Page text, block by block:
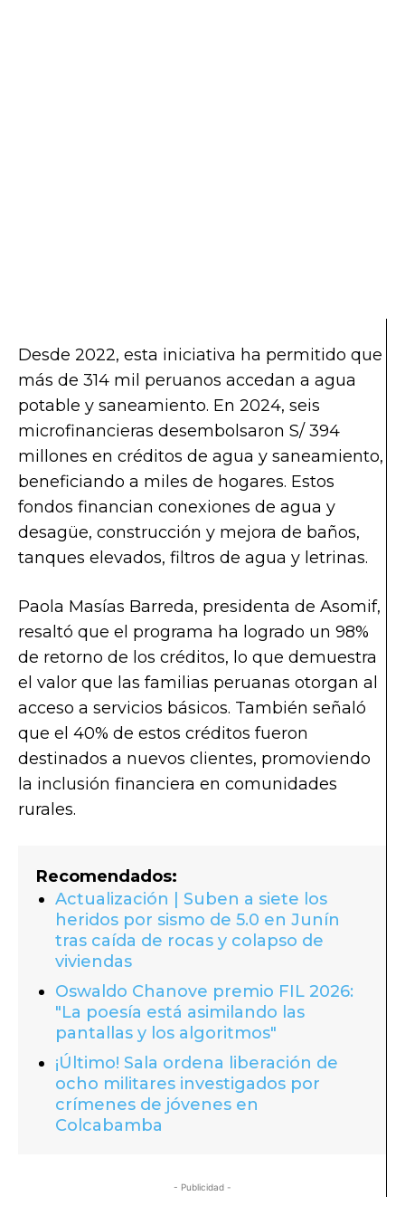
Desde 2022, esta iniciativa ha permitido que
más de 314 mil peruanos accedan a agua
potable y saneamiento. En 2024, seis
microfinancieras desembolsaron S/ 394
millones en créditos de agua y saneamiento,
beneficiando a miles de hogares. Estos
fondos financian conexiones de agua y
desagüe, construcción y mejora de baños,
tanques elevados, filtros de agua y letrinas.
Paola Masías Barreda, presidenta de Asomif,
resaltó que el programa ha logrado un 98%
de retorno de los créditos, lo que demuestra
el valor que las familias peruanas otorgan al
acceso a servicios básicos. También señaló
que el 40% de estos créditos fueron
destinados a nuevos clientes, promoviendo
la inclusión financiera en comunidades
rurales.
Recomendados:
Actualización | Suben a siete los
heridos por sismo de 5.0 en Junín
tras caída de rocas y colapso de
viviendas
Oswaldo Chanove premio FIL 2026:
"La poesía está asimilando las
pantallas y los algoritmos"
¡Último! Sala ordena liberación de
ocho militares investigados por
crímenes de jóvenes en
Colcabamba
- Publicidad -